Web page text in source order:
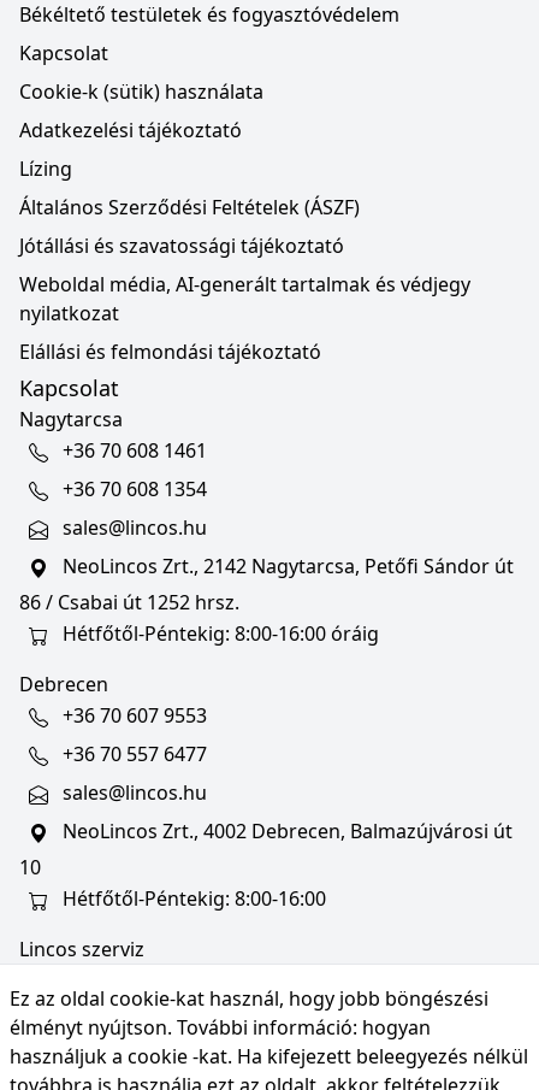
Ez az oldal cookie-kat használ, hogy jobb böngészési
élményt nyújtson. További információ: hogyan
használjuk a cookie -kat. Ha kifejezett beleegyezés nélkül
Békéltető testületek és fogyasztóvédelem
Kapcsolat
Cookie-k (sütik) használata
Adatkezelési tájékoztató
Lízing
Általános Szerződési Feltételek (ÁSZF)
Jótállási és szavatossági tájékoztató
Weboldal média, AI-generált tartalmak és védjegy
nyilatkozat
Elállási és felmondási tájékoztató
Kapcsolat
Nagytarcsa
+36 70 608 1461
+36 70 608 1354
sales@lincos.hu
NeoLincos Zrt., 2142 Nagytarcsa, Petőfi Sándor út
86 / Csabai út 1252 hrsz.
Hétfőtől-Péntekig: 8:00-16:00 óráig
Debrecen
+36 70 607 9553
+36 70 557 6477
sales@lincos.hu
NeoLincos Zrt., 4002 Debrecen, Balmazújvárosi út
10
Hétfőtől-Péntekig: 8:00-16:00
Lincos szerviz
NeoLincos Zrt., 4002 Debrecen, Balmazújvárosi út
10